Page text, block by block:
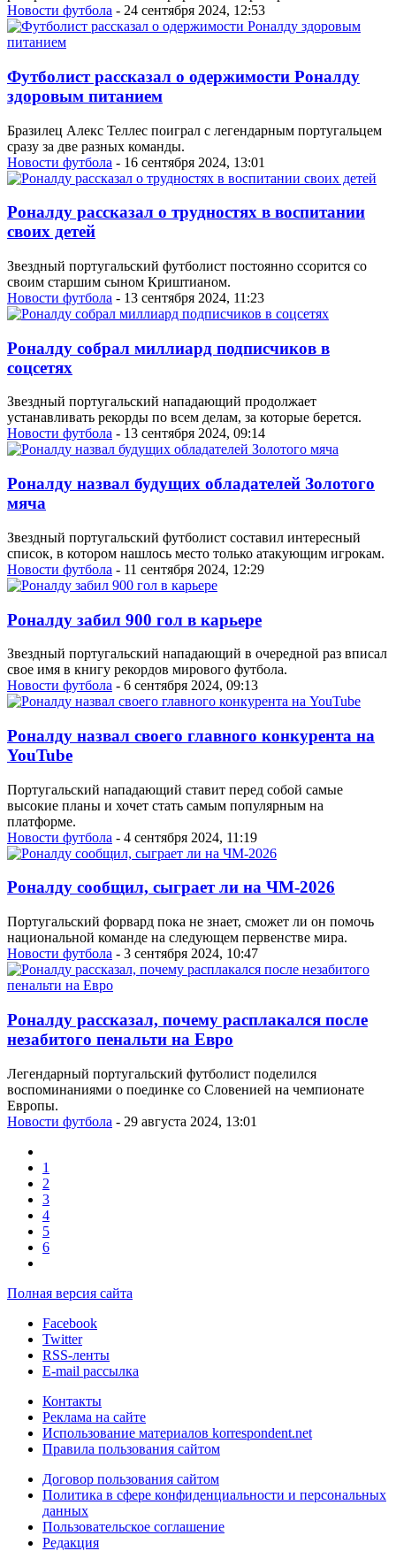
Новости футбола - 24 сентября 2024, 12:53
Футболист рассказал о одержимости Роналду
здоровым питанием
Бразилец Алекс Теллес поиграл с легендарным португальцем
сразу за две разных команды.
Новости футбола - 16 сентября 2024, 13:01
Роналду рассказал о трудностях в воспитании
своих детей
Звездный португальский футболист постоянно ссорится со
своим старшим сыном Криштианом.
Новости футбола - 13 сентября 2024, 11:23
Роналду собрал миллиард подписчиков в
соцсетях
Звездный португальский нападающий продолжает
устанавливать рекорды по всем делам, за которые берется.
Новости футбола - 13 сентября 2024, 09:14
Роналду назвал будущих обладателей Золотого
мяча
Звездный португальский футболист составил интересный
список, в котором нашлось место только атакующим игрокам.
Новости футбола - 11 сентября 2024, 12:29
Роналду забил 900 гол в карьере
Звездный португальский нападающий в очередной раз вписал
свое имя в книгу рекордов мирового футбола.
Новости футбола - 6 сентября 2024, 09:13
Роналду назвал своего главного конкурента на
YouTube
Португальский нападающий ставит перед собой самые
высокие планы и хочет стать самым популярным на
платформе.
Новости футбола - 4 сентября 2024, 11:19
Роналду сообщил, сыграет ли на ЧМ-2026
Португальский форвард пока не знает, сможет ли он помочь
национальной команде на следующем первенстве мира.
Новости футбола - 3 сентября 2024, 10:47
Роналду рассказал, почему расплакался после
незабитого пенальти на Евро
Легендарный португальский футболист поделился
воспоминаниями о поединке со Словенией на чемпионате
Европы.
Новости футбола - 29 августа 2024, 13:01
1
2
3
4
5
6
Полная версия сайта
Facebook
Twitter
RSS-ленты
E-mail рассылка
Контакты
Реклама на сайте
Использование материалов korrespondent.net
Правила пользования сайтом
Договор пользования сайтом
Политика в сфере конфиденциальности и персональных
данных
Пользовательское соглашение
Редакция